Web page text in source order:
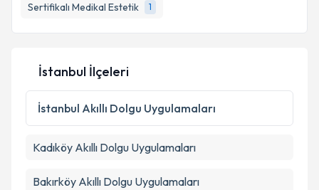
Sertifikalı Medikal Estetik
1
Kişisel verilerimin işlenmesine ilişkinAydınlatma
Metni 'ni okudum ve kişisel verilerimin belirtilen
kapsamda işlenmesini kabul ediyorum.
İstanbul İlçeleri
İstanbul Akıllı Dolgu Uygulamaları
Kadıköy Akıllı Dolgu Uygulamaları
Bakırköy Akıllı Dolgu Uygulamaları